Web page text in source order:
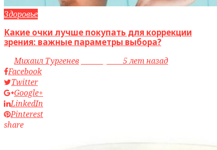
Здоровье
Какие очки лучше покупать для коррекции
зрения: важные параметры выбора?
byМихаил Тургенев
5 лет назад
Facebook
Twitter
Google+
LinkedIn
Pinterest
share